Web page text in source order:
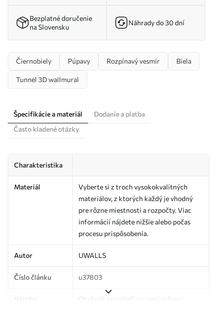
Bezplatné doručenie
na Slovensku
Náhrady do 30 dní
Čiernobiely Púpavy Rozpínavý vesmír Biela
Tunnel 3D wallmural
Špecifikácie a materiál
Dodanie a platba
Často kladené otázky
Charakteristika
Materiál
Vyberte si z troch vysokokvalitných
materiálov, z ktorých každý je vhodný
pre rôzne miestnosti a rozpočty. Viac
informácií nájdete nižšie alebo počas
procesu prispôsobenia.
Autor UWALLS
Číslo článku u37803
Výroba
Obrázok sa vytlačí vo vami určenej